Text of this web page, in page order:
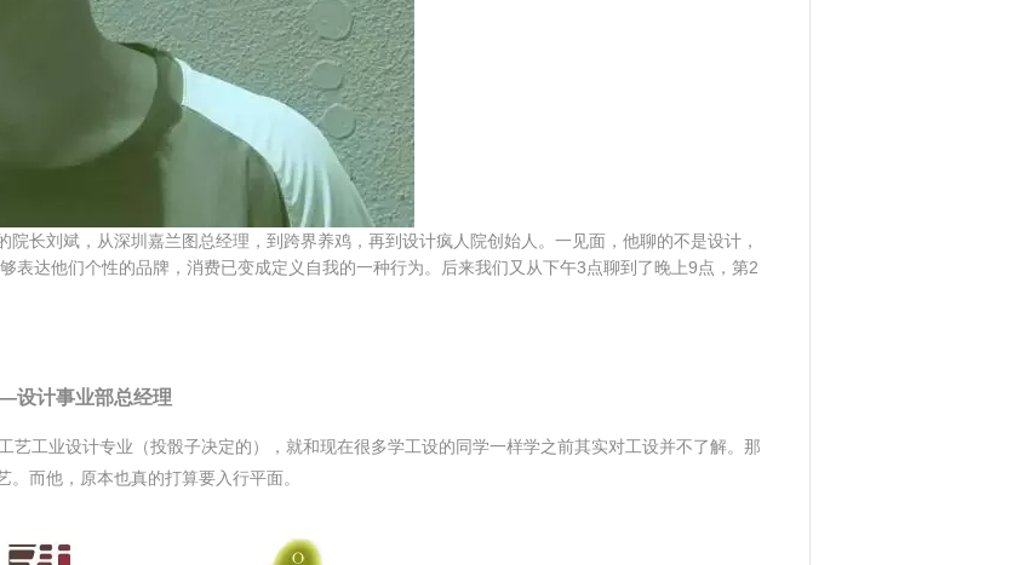
院长刘斌，从深圳嘉兰图总经理，到跨界养鸡，再到设计疯人院创始人。一见面，他聊的不是设计，
表达他们个性的品牌，消费已变成定义自我的一种行为。后来我们又从下午3点聊到了晚上9点，第2
计事业部总经理
艺工业设计专业（投骰子决定的），就和现在很多学工设的同学一样学之前其实对工设并不了解。那
而他，原本也真的打算要入行平面。